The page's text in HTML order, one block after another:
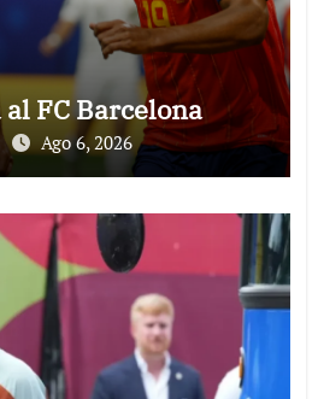
FC Barcelona
Ago 6, 2026